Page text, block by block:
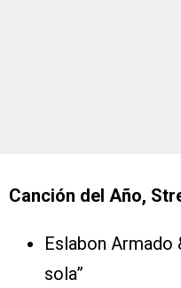
Canción del Año,
Eslabon Armado
sola”